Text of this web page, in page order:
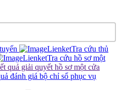
Tra cứu thủ
Tra cứu hồ sơ một
quả giải quyết hồ sơ một cửa
đánh giá bộ chỉ sổ phục vụ